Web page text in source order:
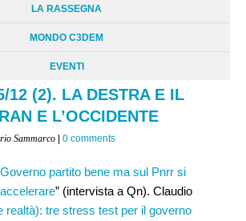
LA RASSEGNA
MONDO C3DEM
EVENTI
12 (2). LA DESTRA E IL
E L’OCCIDENTE
Sammarco | 0 comments
Governo partito bene ma sul Pnrr si
” (intervista a Qn). Claudio
realtà): tre stress test per il governo